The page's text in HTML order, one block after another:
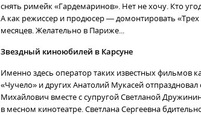
снять римейк «Гардемаринов». Нет не хочу. Кто
А как режиссер и продюсер — домонтировать
месяцев. Желательно в Париже...
Звездный киноюбилей в Карсуне
Именно здесь оператор таких известных фильмов
«Чучело» и других Анатолий Мукасей
Михайлович вместе с супругой Светланой
в месном кинотеатре. Светлана Сергеевна